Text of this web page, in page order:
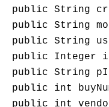
public String
public String
public String
public Integer
public String
public int
public int